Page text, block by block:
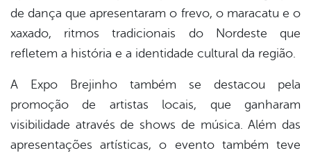
de dança que apresentaram o frevo, o maracatu e o
xaxado, ritmos tradicionais do Nordeste que
refletem a história e a identidade cultural da região.
A Expo Brejinho também se destacou pela
promoção de artistas locais, que ganharam
visibilidade através de shows de música. Além das
apresentações artísticas, o evento também teve